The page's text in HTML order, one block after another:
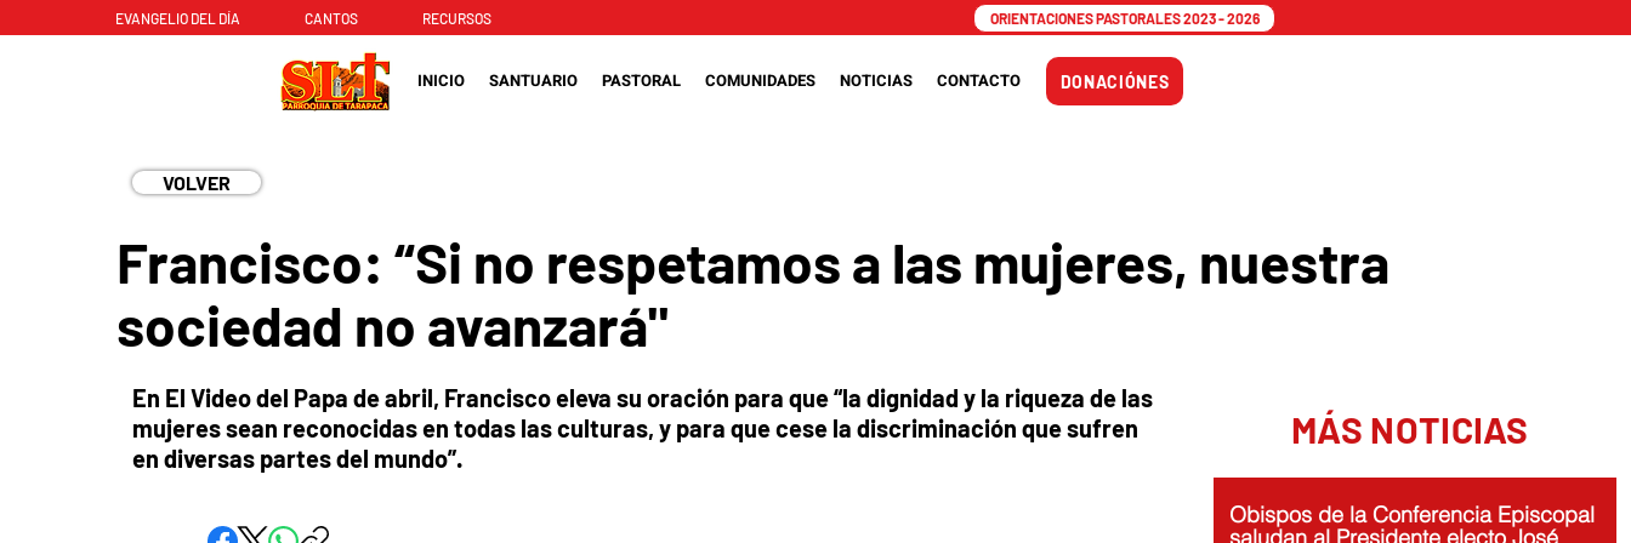
EVANGELIO DEL DÍA CANTOS RECURSOS ORIENTACIONES PASTORALES 2023 - 2026
INICIO SANTUARIO PASTORAL COMUNIDADES NOTICIAS CONTACTO DONACIÓNES
VOLVER
Francisco: “Si no respetamos a las mujeres, nuestra
sociedad no avanzará"
En El Video del Papa de abril, Francisco eleva su oración para que “la dignidad y la riqueza de las
mujeres sean reconocidas en todas las culturas, y para que cese la discriminación que sufren
en diversas partes del mundo”.
MÁS NOTICIAS
Obispos de la Conferencia Episcopal